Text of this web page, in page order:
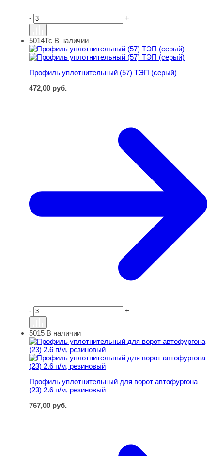
- +
Профиль уплотнительный (57) ТЭП (серый)
5014Тс В наличии
Профиль уплотнительный (57) ТЭП (серый)
472,00 руб.
- +
Профиль уплотнительный для ворот автофургона (23)
5015 В наличии
Профиль уплотнительный для ворот автофургона
(23) 2.6 п/м, резиновый
767,00 руб.